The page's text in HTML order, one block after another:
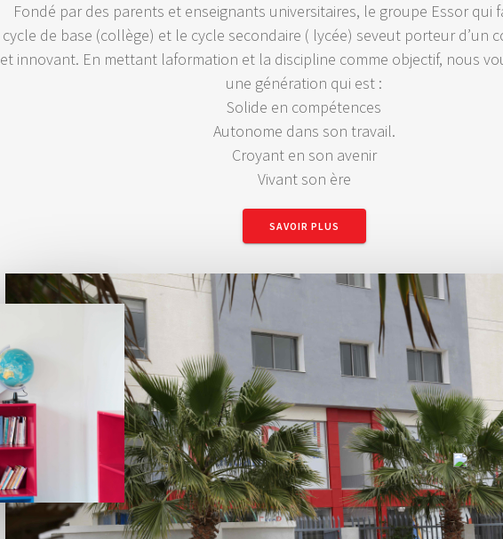
Fondé par des parents et enseignants universitaires, le groupe Essor qui
cycle de base (collège) et le cycle secondaire ( lycée) seveut porteur d’un
et innovant. En mettant laformation et la discipline comme objectif, nous
une génération qui est :
Solide en compétences
Autonome dans son travail.
Croyant en son avenir
Vivant son ère
SAVOIR PLUS